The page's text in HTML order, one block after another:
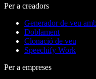
Per a creadors
Generador de veu
Doblament
Clonació de veu
Speechify Work
Per a empreses